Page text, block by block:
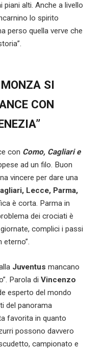
alti. Anche a livello
lo spirito
perso quella verve che
SI
CON
con Como, Cagliari e
ad un filo. Buon
vincere per dare una
Lecce, Parma,
è corta. Parma in
dei crociati è
complici i passi
Juventus mancano
Parola di Vincenzo
esperto del mondo
del panorama
favorita in quanto
possono davvero
campionato e